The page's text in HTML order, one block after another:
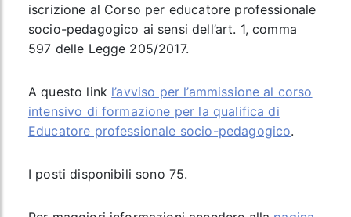
iscrizione al Corso per educatore professionale
socio-pedagogico ai sensi dell’art. 1, comma
597 delle Legge 205/2017.
A questo link l’avviso per l’ammissione al corso
intensivo di formazione per la qualifica di
Educatore professionale socio-pedagogico.
I posti disponibili sono 75.